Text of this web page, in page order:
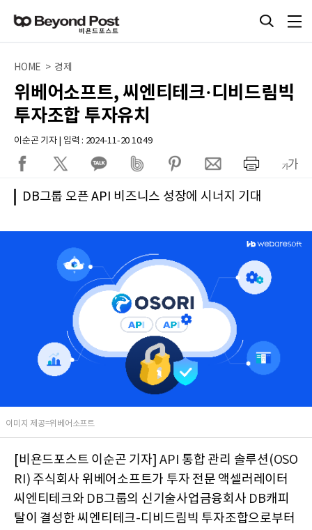
HOME > 경제
위베어소프트, 씨엔티테크·디비드림빅
투자조합 투자유치
이순곤 기자 | 입력 : 2024-11-20 10:49
DB그룹 오픈 API 비즈니스 성장에 시너지 기대
이미지 제공=위베어소프트
[비욘드포스트 이순곤 기자] API 통합 관리 솔루션(OSO
RI) 주식회사 위베어소프트가 투자 전문 액셀러레이터
씨엔티테크와 DB그룹의 신기술사업금융회사 DB캐피
탈이 결성한 씨엔티테크-디비드림빅 투자조합으로부터